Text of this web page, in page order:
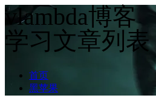
vlambda博客
学习文章列表
首页
黑苹果